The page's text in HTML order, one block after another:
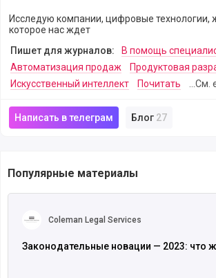
Исследую компании, цифровые технологии,
которое нас ждет
Пишет для журналов:
В помощь
Автоматизация продаж
Продуктовая
Искусственный интеллект
Почитать
Написать в телеграм Блог 27
Популярные материалы
Coleman Legal Services
Законодательные новации — 2023: что